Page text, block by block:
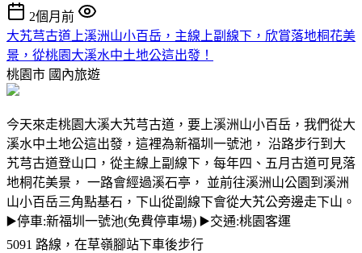
2個月前
大艽芎古道上溪洲山小百岳，主線上副線下，欣賞落地桐花美
景，從桃園大溪水中土地公這出發！
桃園市 國內旅遊
今天來走桃園大溪大艽芎古道，要上溪洲山小百岳，我們從大
溪水中土地公這出發，這裡為新福圳一號池， 沿路步行到大
艽芎古道登山口，從主線上副線下，每年四、五月古道可見落
地桐花美景， 一路會經過溪石亭， 並前往溪洲山公園到溪洲
山小百岳三角點基石，下山從副線下會從大艽公旁邊走下山。
▶️停車:新福圳一號池(免費停車場) ▶️交通:桃園客運
5091 路線，在草嶺腳站下車後步行